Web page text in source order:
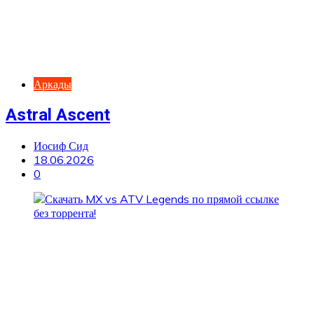
Аркады
Astral Ascent
Иосиф Сид
18.06.2026
0